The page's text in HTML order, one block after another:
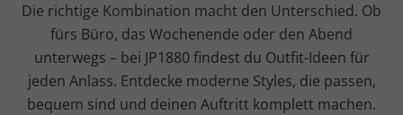
Die richtige Kombination macht den Unterschied. Ob
fürs Büro, das Wochenende oder den Abend
unterwegs – bei JP1880 findest du Outfit-Ideen für
jeden Anlass. Entdecke moderne Styles, die passen,
bequem sind und deinen Auftritt komplett machen.